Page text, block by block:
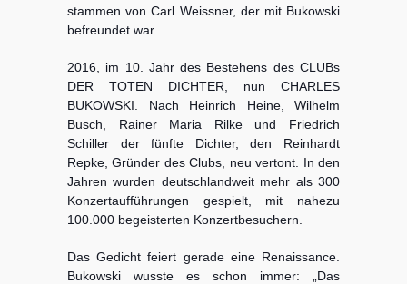
stammen von Carl Weissner, der mit Bukowski
befreundet war.
2016, im 10. Jahr des Bestehens des CLUBs
DER TOTEN DICHTER, nun CHARLES
BUKOWSKI. Nach Heinrich Heine, Wilhelm
Busch, Rainer Maria Rilke und Friedrich
Schiller der fünfte Dichter, den Reinhardt
Repke, Gründer des Clubs, neu vertont. In den
Jahren wurden deutschlandweit mehr als 300
Konzertaufführungen gespielt, mit nahezu
100.000 begeisterten Konzertbesuchern.
Das Gedicht feiert gerade eine Renaissance.
Bukowski wusste es schon immer: „Das